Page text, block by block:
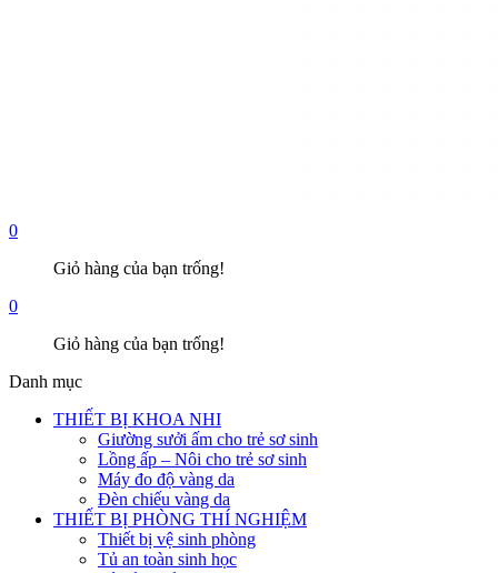
0
Giỏ hàng của bạn trống!
0
Giỏ hàng của bạn trống!
Danh mục
THIẾT BỊ KHOA NHI
Giường sưởi ấm cho trẻ sơ sinh
Lồng ấp – Nôi cho trẻ sơ sinh
Máy đo độ vàng da
Đèn chiếu vàng da
THIẾT BỊ PHÒNG THÍ NGHIỆM
Thiết bị vệ sinh phòng
Tủ an toàn sinh học